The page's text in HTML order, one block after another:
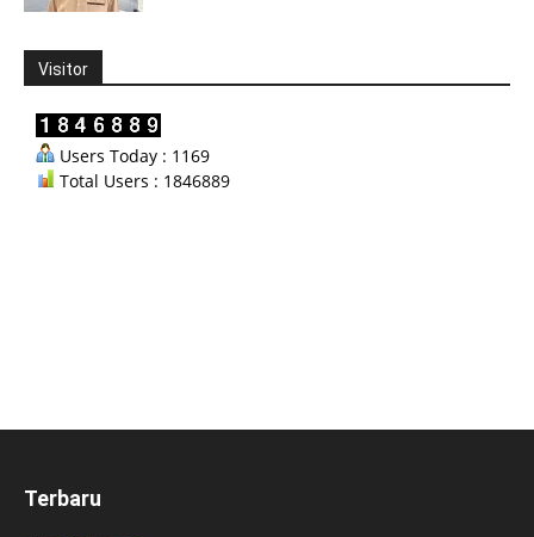
Visitor
Users Today : 1169
Total Users : 1846889
Terbaru